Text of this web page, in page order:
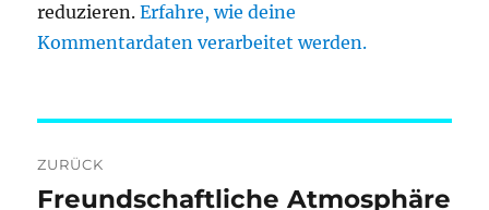
reduzieren.Erfahre, wie deine
Kommentardaten verarbeitet werden.
ZURÜCK
Vorheriger
Freundschaftliche Atmosphäre